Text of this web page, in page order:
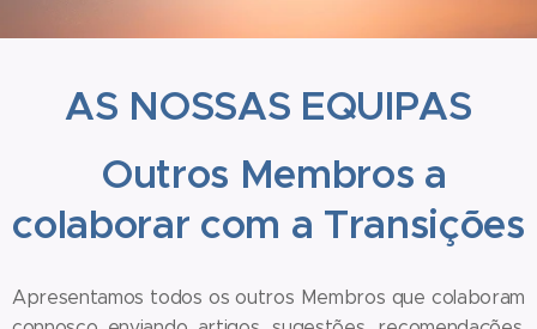
AS NOSSAS EQUIPAS
Outros Membros a
colaborar com a Transições
Apresentamos todos os outros Membros que colaboram